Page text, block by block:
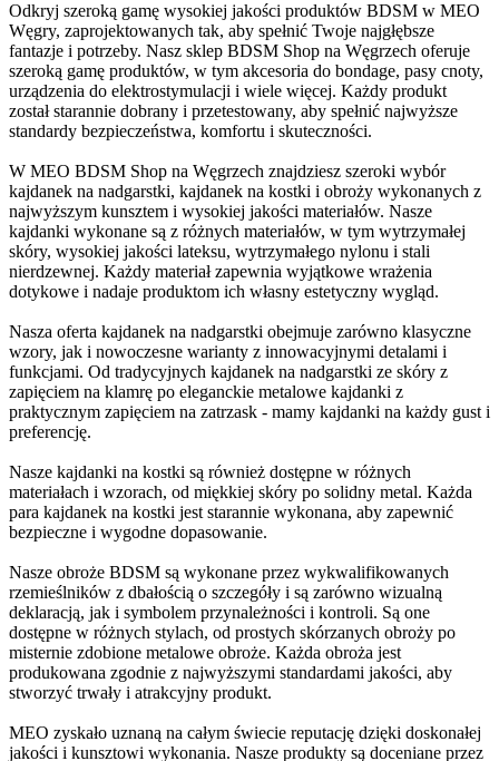
Odkryj szeroką gamę wysokiej jakości produktów BDSM w MEO
Węgry, zaprojektowanych tak, aby spełnić Twoje najgłębsze
fantazje i potrzeby. Nasz sklep BDSM Shop na Węgrzech oferuje
szeroką gamę produktów, w tym akcesoria do bondage, pasy cnoty,
urządzenia do elektrostymulacji i wiele więcej. Każdy produkt
został starannie dobrany i przetestowany, aby spełnić najwyższe
standardy bezpieczeństwa, komfortu i skuteczności.
W MEO BDSM Shop na Węgrzech znajdziesz szeroki wybór
kajdanek na nadgarstki, kajdanek na kostki i obroży wykonanych z
najwyższym kunsztem i wysokiej jakości materiałów. Nasze
kajdanki wykonane są z różnych materiałów, w tym wytrzymałej
skóry, wysokiej jakości lateksu, wytrzymałego nylonu i stali
nierdzewnej. Każdy materiał zapewnia wyjątkowe wrażenia
dotykowe i nadaje produktom ich własny estetyczny wygląd.
Nasza oferta kajdanek na nadgarstki obejmuje zarówno klasyczne
wzory, jak i nowoczesne warianty z innowacyjnymi detalami i
funkcjami. Od tradycyjnych kajdanek na nadgarstki ze skóry z
zapięciem na klamrę po eleganckie metalowe kajdanki z
praktycznym zapięciem na zatrzask - mamy kajdanki na każdy gust i
preferencję.
Nasze kajdanki na kostki są również dostępne w różnych
materiałach i wzorach, od miękkiej skóry po solidny metal. Każda
para kajdanek na kostki jest starannie wykonana, aby zapewnić
bezpieczne i wygodne dopasowanie.
Nasze obroże BDSM są wykonane przez wykwalifikowanych
rzemieślników z dbałością o szczegóły i są zarówno wizualną
deklaracją, jak i symbolem przynależności i kontroli. Są one
dostępne w różnych stylach, od prostych skórzanych obroży po
misternie zdobione metalowe obroże. Każda obroża jest
produkowana zgodnie z najwyższymi standardami jakości, aby
stworzyć trwały i atrakcyjny produkt.
MEO zyskało uznaną na całym świecie reputację dzięki doskonałej
jakości i kunsztowi wykonania. Nasze produkty są doceniane przez